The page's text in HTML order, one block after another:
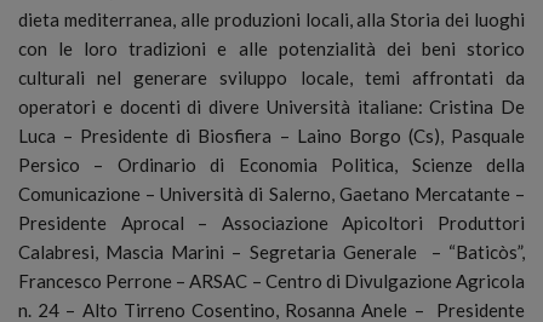
dieta mediterranea, alle produzioni locali, alla Storia dei luoghi
con le loro tradizioni e alle potenzialità dei beni storico
culturali nel generare sviluppo locale, temi affrontati da
operatori e docenti di divere Università italiane: Cristina De
Luca – Presidente di Biosfiera – Laino Borgo (Cs), Pasquale
Persico – Ordinario di Economia Politica, Scienze della
Comunicazione – Università di Salerno, Gaetano Mercatante –
Presidente Aprocal – Associazione Apicoltori Produttori
Calabresi, Mascia Marini – Segretaria Generale – “Baticòs”,
Francesco Perrone – ARSAC – Centro di Divulgazione Agricola
n. 24 – Alto Tirreno Cosentino, Rosanna Anele – Presidente